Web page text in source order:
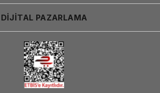
DİJİTAL PAZARLAMA